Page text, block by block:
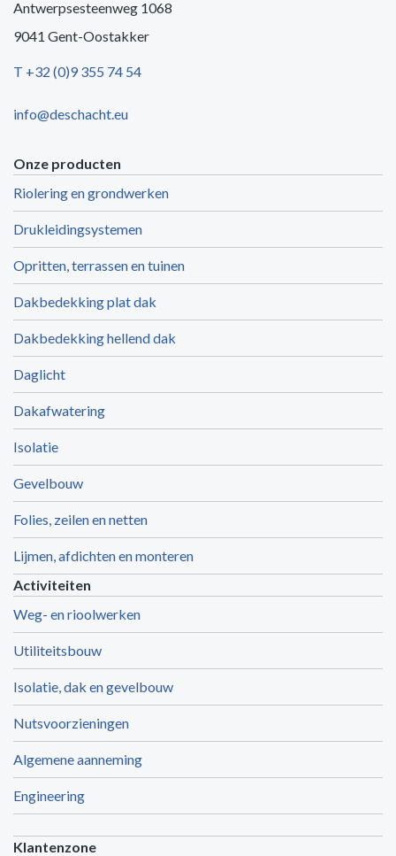
Antwerpsesteenweg 1068
9041 Gent-Oostakker
T +32 (0)9 355 74 54
info@deschacht.eu
Onze producten
Riolering en grondwerken
Drukleidingsystemen
Opritten, terrassen en tuinen
Dakbedekking plat dak
Dakbedekking hellend dak
Daglicht
Dakafwatering
Isolatie
Gevelbouw
Folies, zeilen en netten
Lijmen, afdichten en monteren
Activiteiten
Weg- en rioolwerken
Utiliteitsbouw
Isolatie, dak en gevelbouw
Nutsvoorzieningen
Algemene aanneming
Engineering
Klantenzone